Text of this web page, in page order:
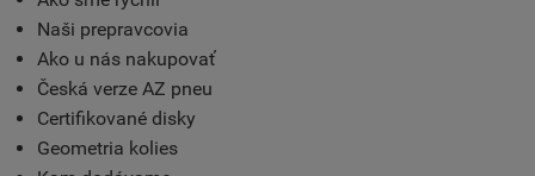
Naši prepravcovia
Ako u nás nakupovať
Česká verze AZ pneu
Certifikované disky
Geometria kolies